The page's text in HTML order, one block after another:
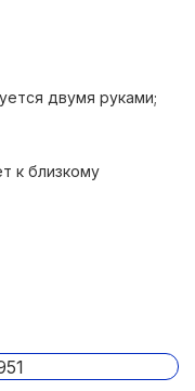
двумя руками;
к близкому